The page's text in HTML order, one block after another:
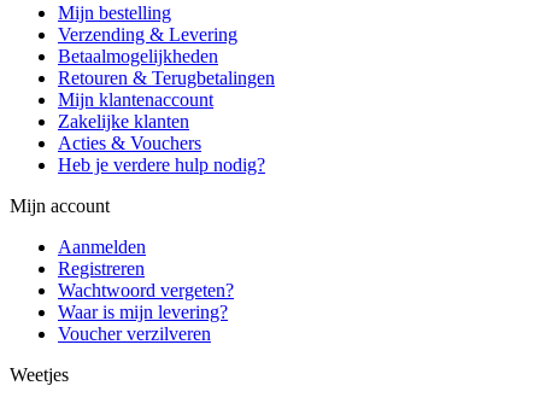
Mijn bestelling
Verzending & Levering
Betaalmogelijkheden
Retouren & Terugbetalingen
Mijn klantenaccount
Zakelijke klanten
Acties & Vouchers
Heb je verdere hulp nodig?
Mijn account
Aanmelden
Registreren
Wachtwoord vergeten?
Waar is mijn levering?
Voucher verzilveren
Weetjes